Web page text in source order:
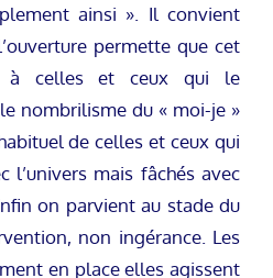
ainsi ». Il convient
permette que cet
à celles et ceux qui le
nombrilisme du « moi-je »
de celles et ceux qui
l’univers mais fâchés avec
on parvient au stade du
non ingérance. Les
en place elles agissent